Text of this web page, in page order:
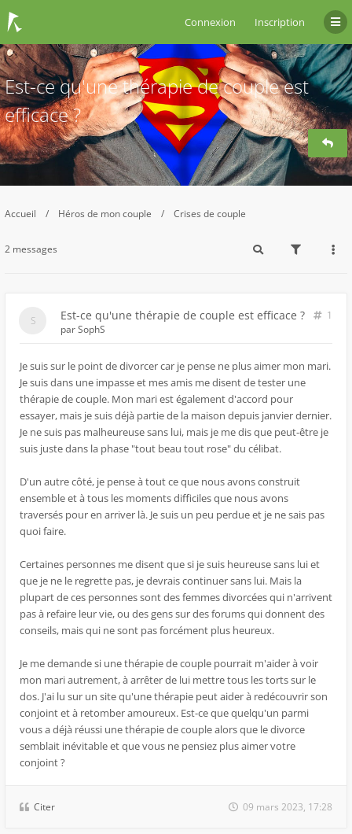
Connexion Inscription
Est-ce qu'une thérapie de couple est
efficace ?
Accueil Héros de mon couple Crises de couple
2 messages
Est-ce qu'une thérapie de couple est efficace ?
1
parSophS
Je suis sur le point de divorcer car je pense ne plus aimer mon mari.
Je suis dans une impasse et mes amis me disent de tester une
thérapie de couple. Mon mari est également d'accord pour
essayer, mais je suis déjà partie de la maison depuis janvier dernier.
Je ne suis pas malheureuse sans lui, mais je me dis que peut-être je
suis juste dans la phase "tout beau tout rose" du célibat.
D'un autre côté, je pense à tout ce que nous avons construit
ensemble et à tous les moments difficiles que nous avons
traversés pour en arriver là. Je suis un peu perdue et je ne sais pas
quoi faire.
Certaines personnes me disent que si je suis heureuse sans lui et
que je ne le regrette pas, je devrais continuer sans lui. Mais la
plupart de ces personnes sont des femmes divorcées qui n'arrivent
pas à refaire leur vie, ou des gens sur des forums qui donnent des
conseils, mais qui ne sont pas forcément plus heureux.
Je me demande si une thérapie de couple pourrait m'aider à voir
mon mari autrement, à arrêter de lui mettre tous les torts sur le
dos. J'ai lu sur un site qu'une thérapie peut aider à redécouvrir son
conjoint et à retomber amoureux. Est-ce que quelqu'un parmi
vous a déjà réussi une thérapie de couple alors que le divorce
semblait inévitable et que vous ne pensiez plus aimer votre
conjoint ?
Citer 09 mars 2023, 17:28